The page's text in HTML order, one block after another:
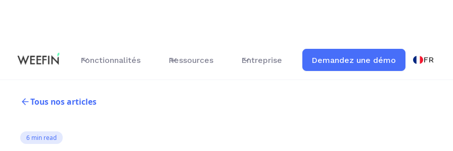
Fonctionnalités Ressources Entreprise Demandez une démo FR
Tous nos articles
6 min read